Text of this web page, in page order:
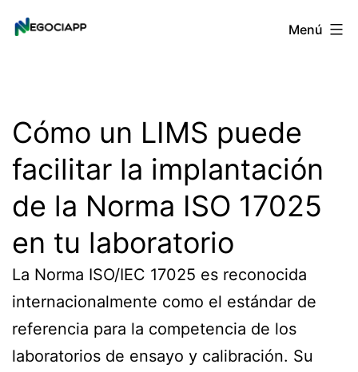
Saltar
Negociapp Menú
Cómo un LIMS puede
facilitar la implantación
de la Norma ISO 17025
en tu laboratorio
La Norma ISO/IEC 17025 es reconocida
internacionalmente como el estándar de
referencia para la competencia de los
laboratorios de ensayo y calibración. Su